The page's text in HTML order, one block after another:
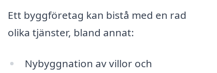
Ett byggföretag kan bistå med en rad
olika tjänster, bland annat:
Nybyggnation av villor och